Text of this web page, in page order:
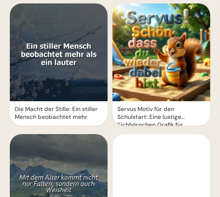
Die Macht der Stille: Ein stiller
Mensch beobachtet mehr
Servus Motiv für den
Schulstart: Eine lustige
Eichhörnchen Grafik für
WhatsApp